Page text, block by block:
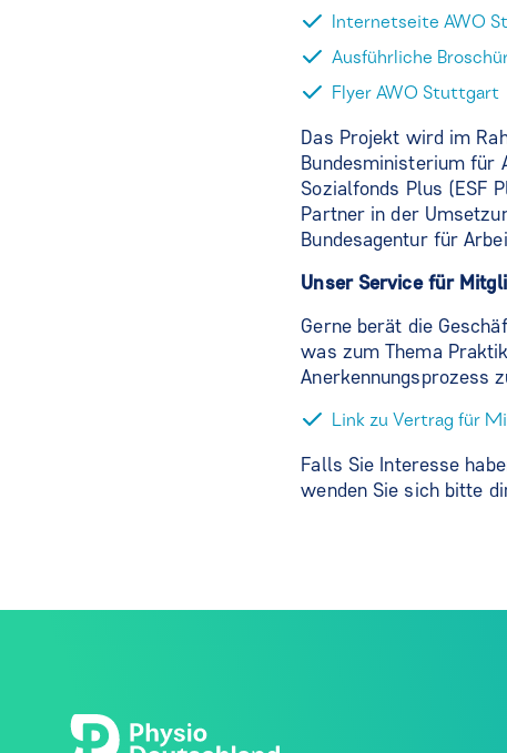
Internetseite AWO
Ausführliche
Flyer AWO Stuttgart
Das Projekt wird im
Bundesministerium für
Sozialfonds Plus (ESF
Partner in der
Bundesagentur für
Unser Service für
Gerne berät die
was zum Thema
Anerkennungsprozess
Link zu Vertrag für
Falls Sie Interesse
wenden Sie sich bitte